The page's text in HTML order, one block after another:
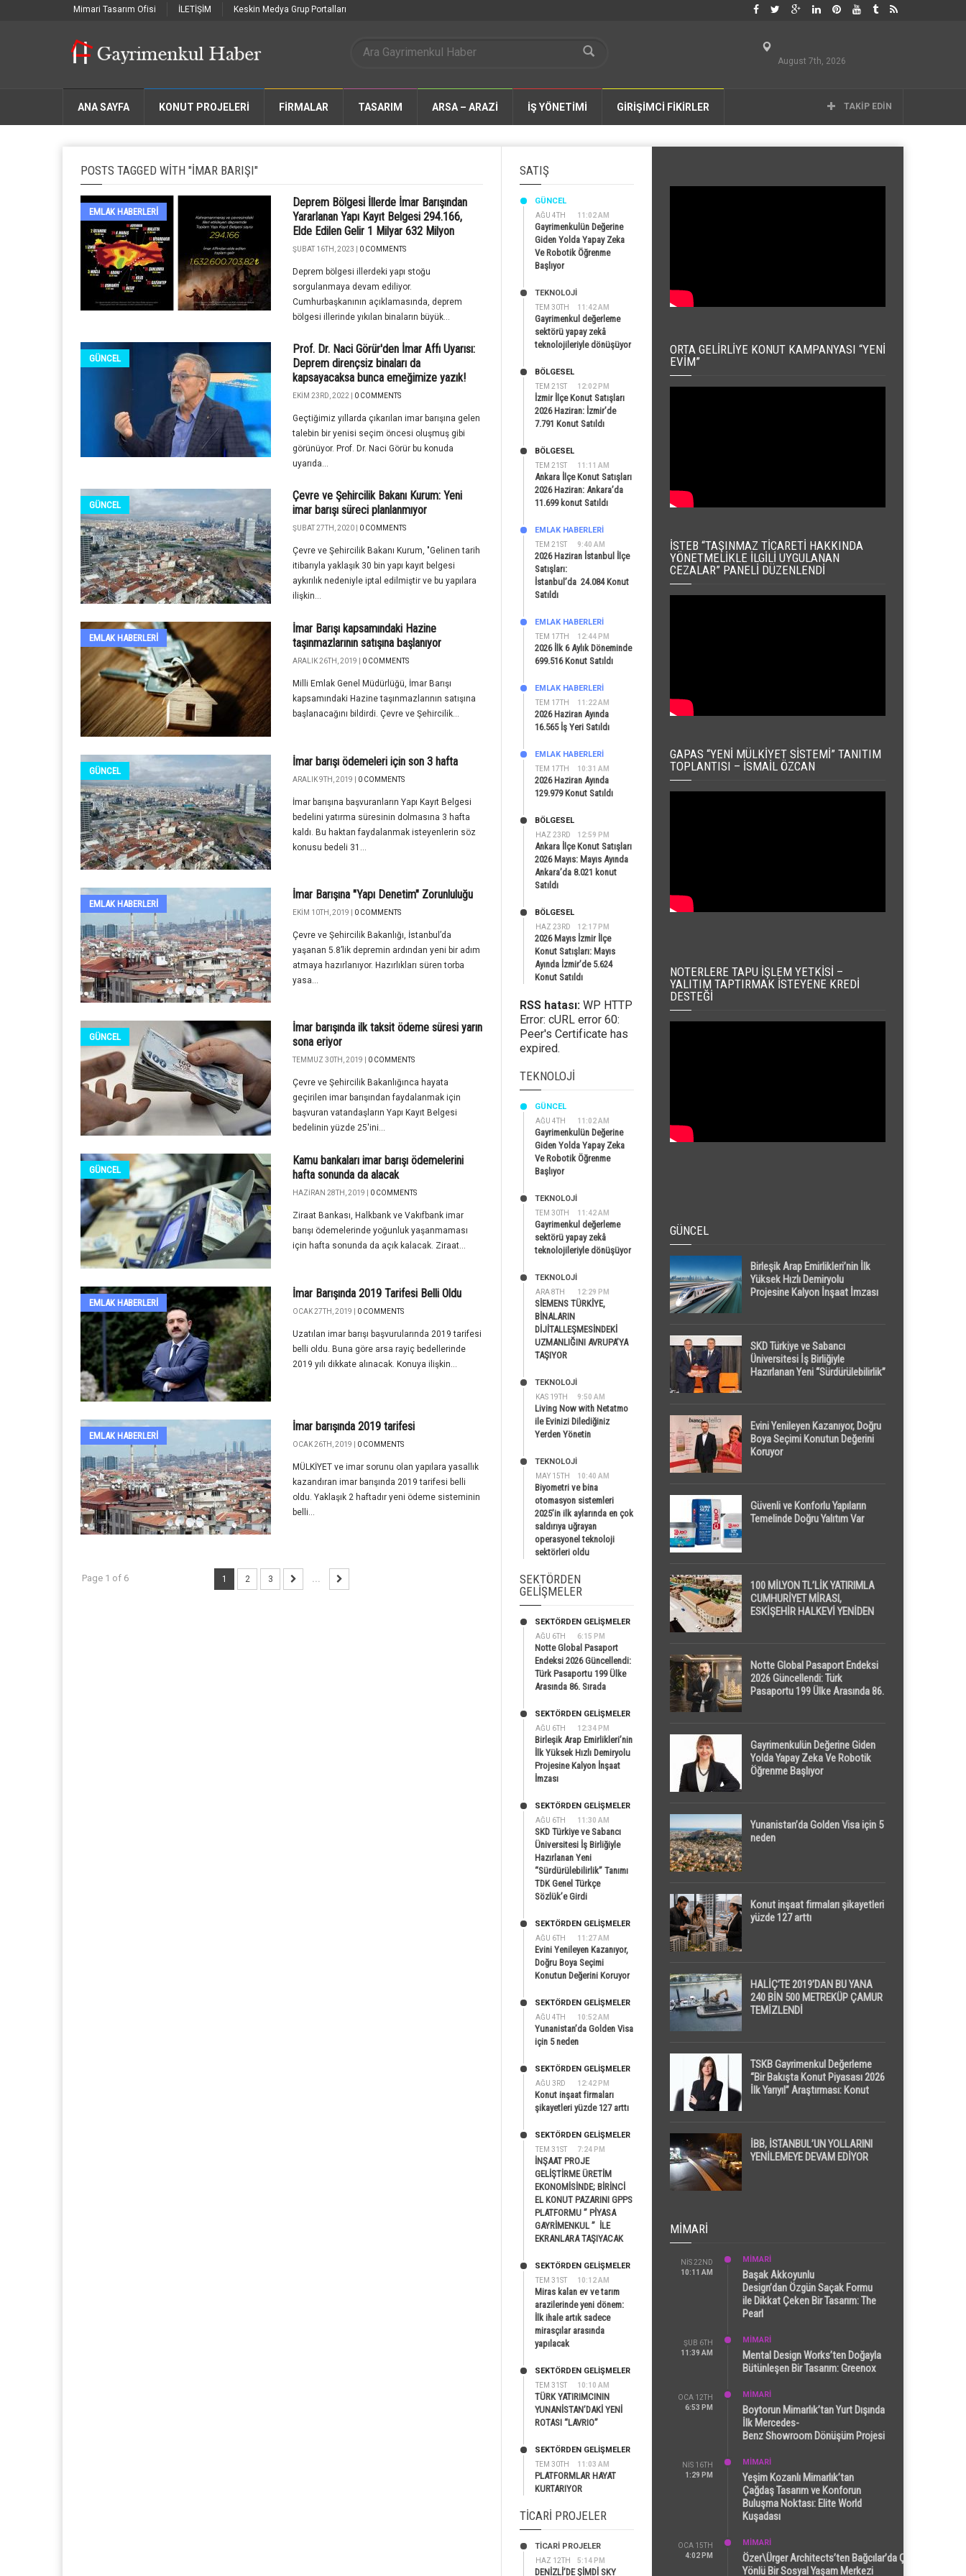
Mimari Tasarım Ofisi İLETİŞİM Keskin Medya Grup Portalları
August 7th, 2026
ANA SAYFA KONUT PROJELERİ FIRMALAR TASARIM ARSA – ARAZİ İŞ YÖNETİMİ GİRİŞİMCİ FİKİRLER TAKIP EDIN
POSTS TAGGED WITH "IMAR BARIŞI"
EMLAK HABERLERI
Deprem Bölgesi İllerde İmar Barışından
Yararlanan Yapı Kayıt Belgesi 294.166,
Elde Edilen Gelir 1 Milyar 632 Milyon
ŞUBAT 16TH, 2023 | 0 COMMENTS
Deprem bölgesi illerdeki yapı stoğu
sorgulanmaya devam ediliyor.
Cumhurbaşkanının açıklamasında, deprem
bölgesi illerinde yıkılan binaların büyük...
GÜNCEL
Prof. Dr. Naci Görür'den İmar Affı Uyarısı:
Deprem dirençsiz binaları da
kapsayacaksa bunca emeğimize yazık!
EKIM 23RD, 2022 | 0 COMMENTS
Geçtiğimiz yıllarda çıkarılan imar barışına gelen
talebin bir yenisi seçim öncesi oluşmuş gibi
görünüyor. Prof. Dr. Naci Görür bu konuda
uyarıda...
GÜNCEL
Çevre ve Şehircilik Bakanı Kurum: Yeni
imar barışı süreci planlanmıyor
ŞUBAT 27TH, 2020 | 0 COMMENTS
Çevre ve Şehircilik Bakanı Kurum, "Gelinen tarih
itibarıyla yaklaşık 30 bin yapı kayıt belgesi
aykırılık nedeniyle iptal edilmiştir ve bu yapılara
ilişkin...
EMLAK HABERLERI
İmar Barışı kapsamındaki Hazine
taşınmazlarının satışına başlanıyor
ARALIK 26TH, 2019 | 0 COMMENTS
Milli Emlak Genel Müdürlüğü, İmar Barışı
kapsamındaki Hazine taşınmazlarının satışına
başlanacağını bildirdi. Çevre ve Şehircilik...
GÜNCEL
İmar barışı ödemeleri için son 3 hafta
ARALIK 9TH, 2019 | 0 COMMENTS
İmar barışına başvuranların Yapı Kayıt Belgesi
bedelini yatırma süresinin dolmasına 3 hafta
kaldı. Bu haktan faydalanmak isteyenlerin söz
konusu bedeli 31...
EMLAK HABERLERI
İmar Barışına "Yapı Denetim" Zorunluluğu
EKIM 10TH, 2019 | 0 COMMENTS
Çevre ve Şehircilik Bakanlığı, İstanbul’da
yaşanan 5.8’lik depremin ardından yeni bir adım
atmaya hazırlanıyor. Hazırlıkları süren torba
yasa...
GÜNCEL
İmar barışında ilk taksit ödeme süresi yarın
sona eriyor
TEMMUZ 30TH, 2019 | 0 COMMENTS
Çevre ve Şehircilik Bakanlığınca hayata
geçirilen imar barışından faydalanmak için
başvuran vatandaşların Yapı Kayıt Belgesi
bedelinin yüzde 25'ini...
GÜNCEL
Kamu bankaları imar barışı ödemelerini
hafta sonunda da alacak
HAZIRAN 28TH, 2019 | 0 COMMENTS
Ziraat Bankası, Halkbank ve Vakıfbank imar
barışı ödemelerinde yoğunluk yaşanmaması
için hafta sonunda da açık kalacak. Ziraat...
EMLAK HABERLERI
İmar Barışında 2019 Tarifesi Belli Oldu
OCAK 27TH, 2019 | 0 COMMENTS
Uzatılan imar barışı başvurularında 2019 tarifesi
belli oldu. Buna göre arsa rayiç bedellerinde
2019 yılı dikkate alınacak. Konuya ilişkin...
EMLAK HABERLERI
İmar barışında 2019 tarifesi
OCAK 26TH, 2019 | 0 COMMENTS
MÜLKİYET ve imar sorunu olan yapılara yasallık
kazandıran imar barışında 2019 tarifesi belli
oldu. Yaklaşık 2 haftadır yeni ödeme sisteminin
belli...
Page 1 of 6 1 2 3 ...
SATIŞ
AĞU 4TH 11:02 AM
GÜNCEL
Gayrimenkulün Değerine
Giden Yolda Yapay Zeka
Ve Robotik Öğrenme
Başlıyor
TEM 30TH 11:42 AM
TEKNOLOJİ
Gayrimenkul değerleme
sektörü yapay zekâ
teknolojileriyle dönüşüyor
TEM 21ST 12:02 PM
BÖLGESEL
İzmir İlçe Konut Satışları
2026 Haziran: İzmir’de
7.791 Konut Satıldı
TEM 21ST 11:11 AM
BÖLGESEL
Ankara İlçe Konut Satışları
2026 Haziran: Ankara’da
11.699 konut Satıldı
TEM 21ST 9:40 AM
EMLAK HABERLERI
2026 Haziran İstanbul İlçe
Satışları:
İstanbul’da 24.084 Konut
Satıldı
TEM 17TH 12:44 PM
EMLAK HABERLERI
2026 İlk 6 Aylık Döneminde
699.516 Konut Satıldı
TEM 17TH 11:22 AM
EMLAK HABERLERI
2026 Haziran Ayında
16.565 İş Yeri Satıldı
TEM 17TH 10:31 AM
EMLAK HABERLERI
2026 Haziran Ayında
129.979 Konut Satıldı
HAZ 23RD 12:59 PM
BÖLGESEL
Ankara İlçe Konut Satışları
2026 Mayıs: Mayıs Ayında
Ankara’da 8.021 konut
Satıldı
HAZ 23RD 12:17 PM
BÖLGESEL
2026 Mayıs İzmir İlçe
Konut Satışları: Mayıs
Ayında İzmir’de 5.624
Konut Satıldı
RSS hatası: WP HTTP
Error: cURL error 60:
Peer's Certificate has
expired.
TEKNOLOJI
AĞU 4TH 11:02 AM
GÜNCEL
Gayrimenkulün Değerine
Giden Yolda Yapay Zeka
Ve Robotik Öğrenme
Başlıyor
TEM 30TH 11:42 AM
TEKNOLOJİ
Gayrimenkul değerleme
sektörü yapay zekâ
teknolojileriyle dönüşüyor
ARA 8TH 12:29 PM
TEKNOLOJİ
SİEMENS TÜRKİYE,
BİNALARIN
DİJİTALLEŞMESİNDEKİ
UZMANLIĞINI AVRUPA’YA
TAŞIYOR
KAS 19TH 9:50 AM
TEKNOLOJİ
Living Now with Netatmo
ile Evinizi Dilediğiniz
Yerden Yönetin
MAY 15TH 10:40 AM
TEKNOLOJİ
Biyometri ve bina
otomasyon sistemleri
2025’in ilk aylarında en çok
saldırıya uğrayan
operasyonel teknoloji
sektörleri oldu
SEKTÖRDEN
GELIŞMELER
AĞU 6TH 6:15 PM
SEKTÖRDEN GELIŞMELER
Notte Global Pasaport
Endeksi 2026 Güncellendi:
Türk Pasaportu 199 Ülke
Arasında 86. Sırada
AĞU 6TH 12:34 PM
SEKTÖRDEN GELIŞMELER
Birleşik Arap Emirlikleri’nin
İlk Yüksek Hızlı Demiryolu
Projesine Kalyon İnşaat
İmzası
AĞU 6TH 11:30 AM
SEKTÖRDEN GELIŞMELER
SKD Türkiye ve Sabancı
Üniversitesi İş Birliğiyle
Hazırlanan Yeni
“Sürdürülebilirlik” Tanımı
TDK Genel Türkçe
Sözlük’e Girdi
AĞU 6TH 11:27 AM
SEKTÖRDEN GELIŞMELER
Evini Yenileyen Kazanıyor,
Doğru Boya Seçimi
Konutun Değerini Koruyor
AĞU 4TH 10:52 AM
SEKTÖRDEN GELIŞMELER
Yunanistan’da Golden Visa
için 5 neden
AĞU 3RD 12:42 PM
SEKTÖRDEN GELIŞMELER
Konut inşaat firmaları
şikayetleri yüzde 127 arttı
TEM 31ST 7:24 PM
SEKTÖRDEN GELIŞMELER
İNŞAAT PROJE
GELİŞTİRME ÜRETİM
EKONOMİSİNDE; BİRİNCİ
EL KONUT PAZARINI GPPS
PLATFORMU ” PİYASA
GAYRİMENKUL ” İLE
EKRANLARA TAŞIYACAK
TEM 31ST 10:12 AM
SEKTÖRDEN GELIŞMELER
Miras kalan ev ve tarım
arazilerinde yeni dönem:
İlk ihale artık sadece
mirasçılar arasında
yapılacak
TEM 31ST 10:10 AM
SEKTÖRDEN GELIŞMELER
TÜRK YATIRIMCININ
YUNANİSTAN’DAKİ YENİ
ROTASI “LAVRIO”
TEM 30TH 11:03 AM
SEKTÖRDEN GELIŞMELER
PLATFORMLAR HAYAT
KURTARIYOR
TICARI PROJELER
HAZ 12TH 5:14 PM
TİCARİ PROJELER
DENİZLİ’DE ŞİMDİ SKY
ORTA GELIRLIYE KONUT KAMPANYASI “YENI
EVIM”
İSTEB “TAŞINMAZ TICARETI HAKKINDA
YÖNETMELIKLE İLGILI UYGULANAN
CEZALAR” PANELI DÜZENLENDI
GAPAS “YENI MÜLKIYET SISTEMI” TANITIM
TOPLANTISI – İSMAIL ÖZCAN
NOTERLERE TAPU İŞLEM YETKISI –
YALITIM TAPTIRMAK İSTEYENE KREDI
DESTEĞI
GÜNCEL
Birleşik Arap Emirlikleri’nin İlk
Yüksek Hızlı Demiryolu
Projesine Kalyon İnşaat İmzası
SKD Türkiye ve Sabancı
Üniversitesi İş Birliğiyle
Hazırlanan Yeni “Sürdürülebilirlik”
Evini Yenileyen Kazanıyor, Doğru
Boya Seçimi Konutun Değerini
Koruyor
Güvenli ve Konforlu Yapıların
Temelinde Doğru Yalıtım Var
100 MİLYON TL’LİK YATIRIMLA
CUMHURİYET MİRASI,
ESKİŞEHİR HALKEVİ YENİDEN
Notte Global Pasaport Endeksi
2026 Güncellendi: Türk
Pasaportu 199 Ülke Arasında 86.
Gayrimenkulün Değerine Giden
Yolda Yapay Zeka Ve Robotik
Öğrenme Başlıyor
Yunanistan’da Golden Visa için 5
neden
Konut inşaat firmaları şikayetleri
yüzde 127 arttı
HALİÇ’TE 2019’DAN BU YANA
240 BİN 500 METREKÜP ÇAMUR
TEMİZLENDİ
TSKB Gayrimenkul Değerleme
“Bir Bakışta Konut Piyasası 2026
İlk Yarıyıl” Araştırması: Konut
Dikkat Çekti
İBB, İSTANBUL’UN YOLLARINI
YENİLEMEYE DEVAM EDİYOR
MIMARI
NIS 22ND
10:11 AM
MİMARİ
Başak Akkoyunlu
Design’dan Özgün Saçak Formu
ile Dikkat Çeken Bir Tasarım: The
Pearl
ŞUB 6TH
11:39 AM
MİMARİ
Mental Design Works’ten Doğayla
Bütünleşen Bir Tasarım: Greenox
OCA 12TH
6:53 PM
MİMARİ
Boytorun Mimarlık’tan Yurt Dışında
İlk Mercedes-
Benz Showroom Dönüşüm Projesi
NIS 16TH
1:29 PM
MİMARİ
Yeşim Kozanlı Mimarlık’tan
Çağdaş Tasarım ve Konforun
Buluşma Noktası: Elite World
Kuşadası
OCA 15TH
4:02 PM
MİMARİ
Özer\Ürger Architects’ten Bağcılar’da Çok
Yönlü Bir Sosyal Yaşam Merkezi